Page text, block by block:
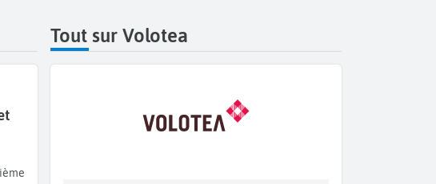
Tout sur Volotea